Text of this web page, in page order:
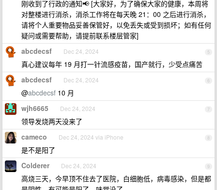
刚收到了行政的通知📢 [大家好，为了确保大家的健康，本周将
对整楼进行消杀，消杀工作将在每天晚 21：00 之后进行消杀，
请将个人重要物品妥善保管好，以免丢失或受到损坏；如有任何
疑问或需要帮助，请提前联系楼层管家]
5
abcdecsf Dec 24, 2024
真心建议每年 19 月打一针流感疫苗，国产就行，少受点痛苦
6
abcdecsf Dec 24, 2024
@abcdecsf 10 月
7
wjh6665 Dec 24, 2024
领导发烧两天没来了
8
cameco Dec 24, 2024 via iPhone
是不是阳了
9
Colderer Dec 24, 2024
高烧三天，今早顶不住去了医院，白细胞低，病毒感染，但是都